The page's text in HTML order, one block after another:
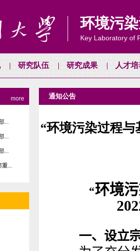
环境污
Key Laboratory of
研究队伍 研究成果 人才
more
...
...
...
...
通知公告
“环境污染过程与
“环境
202
一、设立